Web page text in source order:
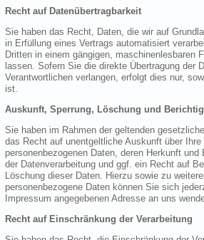
Recht auf Datenübertragbarkeit
Sie haben das Recht, Daten, die wir auf
in Erfüllung eines Vertrags automatisiert
Dritten in einem gängigen, maschinenlesbaren
lassen. Sofern Sie die direkte Übertragung der
Verantwortlichen verlangen, erfolgt dies nur,
ist.
Auskunft, Sperrung, Löschung und
Sie haben im Rahmen der geltenden
das Recht auf unentgeltliche Auskunft über Ihre
personenbezogenen Daten, deren Herkunft
der Datenverarbeitung und ggf. ein Recht auf
Löschung dieser Daten. Hierzu sowie zu
personenbezogene Daten können Sie sich
Impressum angegebenen Adresse an uns
Recht auf Einschränkung der Verarbeitung